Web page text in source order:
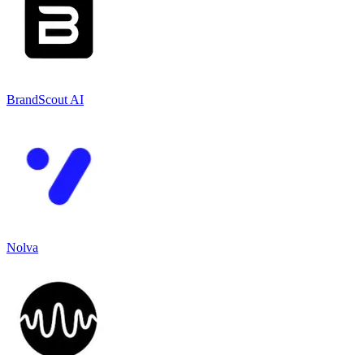
BrandScout AI
Nolva